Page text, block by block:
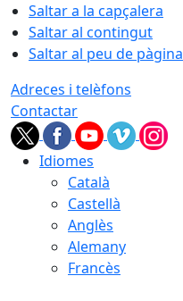
Saltar a la capçalera
Saltar al contingut
Saltar al peu de pàgina
Adreces i telèfons
Contactar
Idiomes
Català
Castellà
Anglès
Alemany
Francès